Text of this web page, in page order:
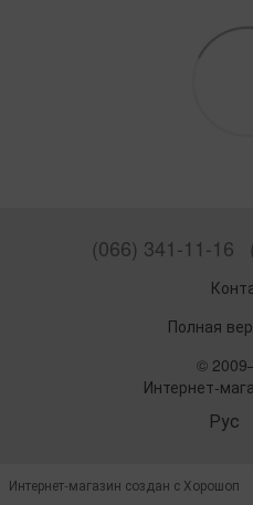
(066) 341-11-16
Полная
©
Интернет-
Рус
Интернет-магазин создан с Хорошоп